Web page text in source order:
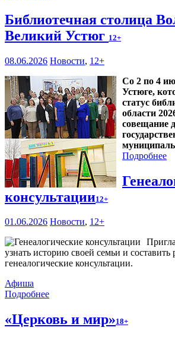
Библиотечная столица
Великий Устюг 12+
08.06.2026 Новости, 12+
Со 2 по 4
Устюге,
статус
области
совещание
Подробнее
консультации12+
01.06.2026 Новости, 12+
узнать историю своей семьи и
генеалогические консультации.
Афиша
Подробнее
«Церковь и мир»18+